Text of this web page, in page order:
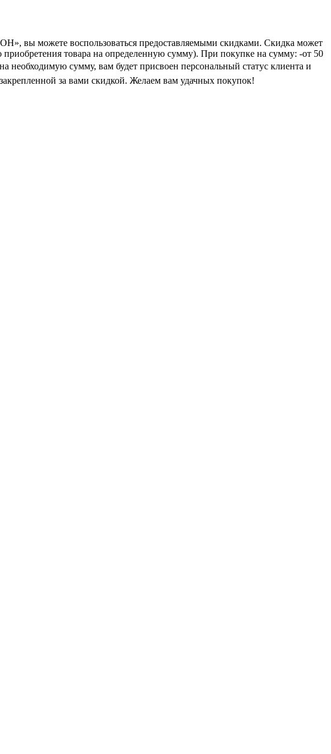
вы можете воспользоваться предоставляемыми скидками. Скидка может
приобретения товара на определенную сумму). При покупке на сумму: -от 50
необходимую сумму, вам будет присвоен персональный статус клиента и
за вами скидкой. Желаем вам удачных покупок!